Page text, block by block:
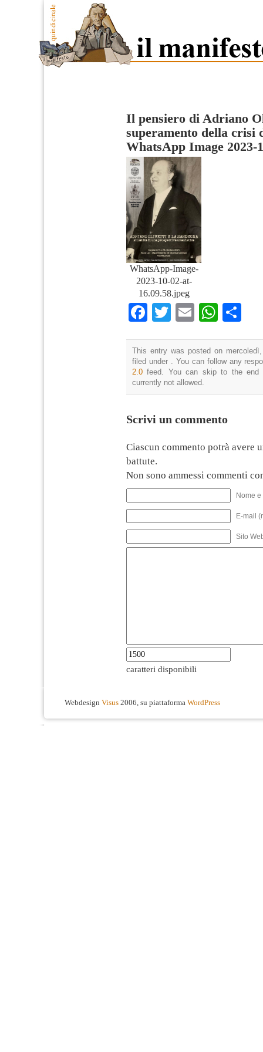
Il pensiero di Adriano
superamento della crisi
WhatsApp Image 2023-
WhatsApp-Image-
2023-10-02-at-
16.09.58.jpeg
Facebook
TwitterEmail
This entry was posted on
filed under . You can follow any
2.0 feed. You can skip to the end
currently not allowed.
Scrivi un commento
Ciascun commento potrà avere
battute.
Non sono ammessi commenti
Nome
E-mail
Sito
caratteri disponibili
Webdesign Visus 2006, su piattaforma WordPress